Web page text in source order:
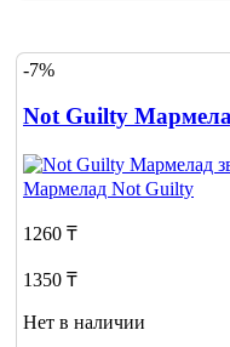
-7%
Not Guilty
Мармелад Not Guilty
1260 ₸
1350 ₸
Нет в наличии